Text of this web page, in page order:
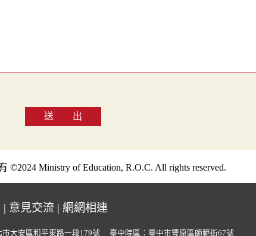
送 出
©2024 Ministry of Education, R.O.C. All rights reserved.
| 意見交流 | 網網相連
大安區和平東路一段179號 臺中院區：臺中市豐原區師範街67號